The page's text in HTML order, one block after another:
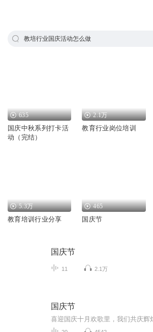
教培行业国庆活动怎么做
635
国庆中秋系列打卡活
动（完结）
2.1万
教育行业岗位培训
5.3万
教育培训行业分享
465
国庆节
国庆节
11 2.1万
国庆节